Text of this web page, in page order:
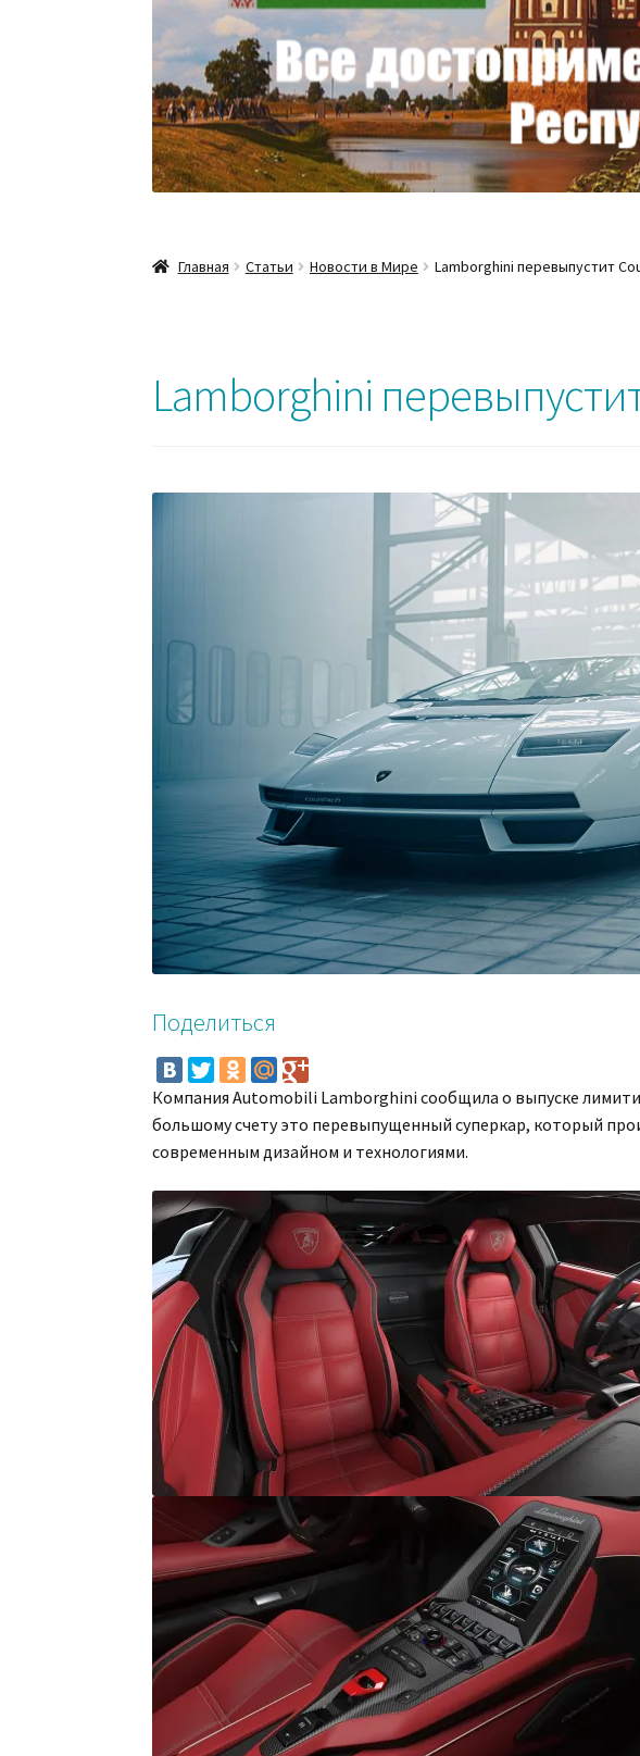
Главная Статьи Новости в Мире Lamborghini перевыпустит
Lamborghini
Поделиться
Компания Automobili Lamborghini сообщила о выпуске
большому счету это перевыпущенный суперкар, который
современным дизайном и технологиями.